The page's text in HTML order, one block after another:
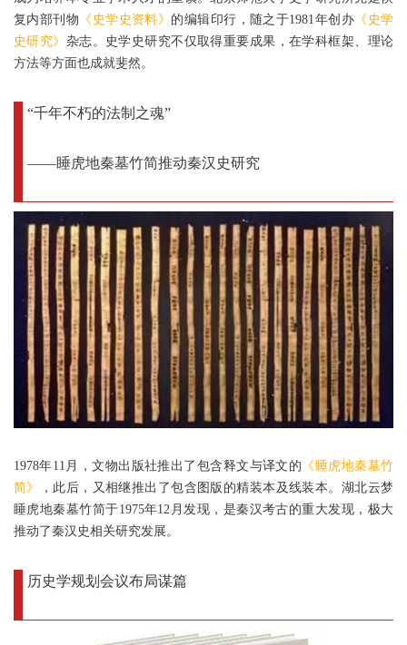
复内部刊物 《史学史资料》 的编辑印行，随之于1981年创办 《史学
史研究》 杂志。史学史研究不仅取得重要成果，在学科框架、理论
方法等方面也成就斐然。
“千年不朽的法制之魂”
——睡虎地秦墓竹简推动秦汉史研究
1978年11月，文物出版社推出了包含释文与译文的 《睡虎地秦墓竹
简》
，此后，又相继推出了包含图版的精装本及线装本。湖北云梦
睡虎地秦墓竹简于1975年12月发现，是秦汉考古的重大发现，极大
推动了秦汉史相关研究发展。
历史学规划会议布局谋篇